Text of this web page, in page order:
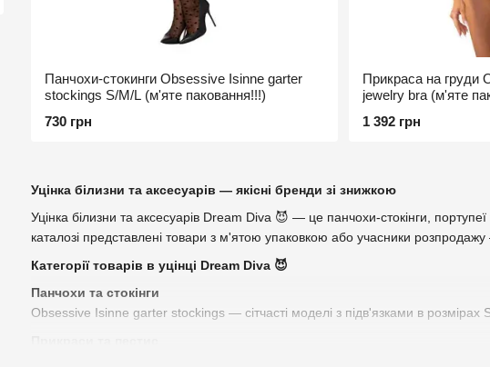
Уцінка білизни та аксесуарів — якісні бренди зі знижкою
Уцінка білизни та аксесуарів Dream Diva 😈 — це панчохи-стокінги,
каталозі представлені товари з м'ятою упаковкою або учасники розпродажу
Категорії товарів в уцінці Dream Diva 😈
Панчохи та стокінги
Obsessive Isinne garter stockings — сітчасті моделі з підв'язками в розмірах
Панчохи-стокинги Obsessive Isinne garter
stockings S/M/L (м'яте паковання!!!)
730 грн
Прикраса на груди
jewelry bra (м'яте
1 392 грн